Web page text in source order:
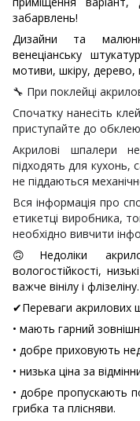
забарвлень!
Дизайни та
венеціанську
мотиви, шкіру, дерево,
🔧 При поклейці
Спочатку нанесіть
приступайте до
Акрилові шпалери
підходять для кухонь,
не піддаються
Вся інформація про
етикетці виробника,
необхідно вивчити
🙃 Недоліки
вологостійкості,
важче вінілу і флізеліну.
✔Переваги акрилових
• мають гарний
• добре приховують
• низька ціна за
• добре пропускають
грибка та плісняви.